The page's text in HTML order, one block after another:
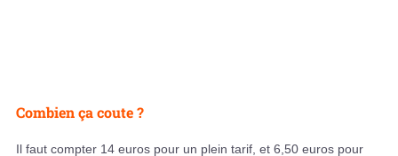
Combien ça coute ?
Il faut compter 14 euros pour un plein tarif, et 6,50 euros pour